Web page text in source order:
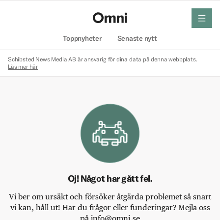
Toppnyheter Senaste nytt
meny
Schibsted News Media AB är ansvarig för dina data på denna webbplats.
Läs mer här
Oj! Något har gått fel.
Vi ber om ursäkt och försöker åtgärda problemet så snart
vi kan, håll ut! Har du frågor eller funderingar? Mejla oss